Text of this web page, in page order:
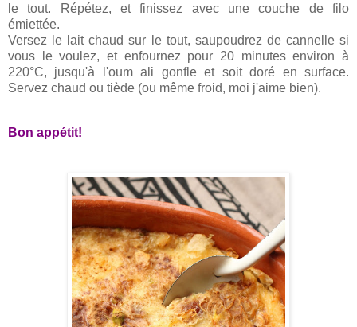
le tout. Répétez, et finissez avec une couche de filo
émiettée.
Versez le lait chaud sur le tout, saupoudrez de cannelle si
vous le voulez, et enfournez pour 20 minutes environ à
220°C, jusqu'à l'oum ali gonfle et soit doré en surface.
Servez chaud ou tiède (ou même froid, moi j'aime bien).
Bon appétit!